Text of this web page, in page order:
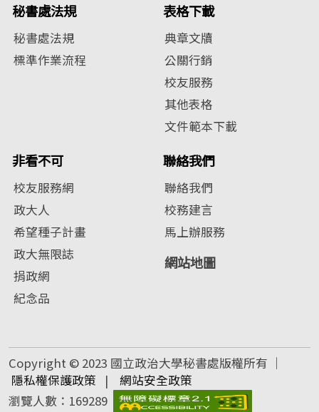
秘書處法規
秘書處法規
標準作業流程
表格下載
典章文牘
公關行銷
校友服務
其他表格
文件範本下載
非看不可
校友服務網
政大人
希望種子計畫
政大無限誌
捐政網
紀念品
聯絡我們
聯絡我們
校務建言
馬上辦服務
網站地圖
Copyright © 2023 國立政治大學秘書處版權所有 ｜
隱私權保護政策
|
網站安全政策
瀏覽人數：169289